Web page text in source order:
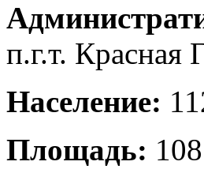
п.г.т. Красная
Население:
Площадь: